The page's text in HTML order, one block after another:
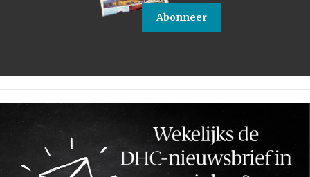
Abonneer